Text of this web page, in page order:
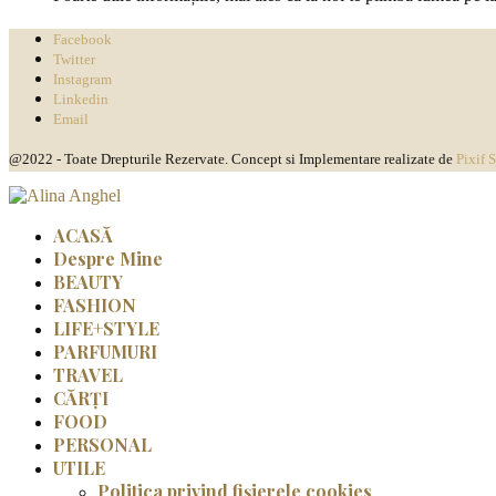
Facebook
Twitter
Instagram
Linkedin
Email
@2022 - Toate Drepturile Rezervate. Concept si Implementare realizate de Pixif
ACASĂ
Despre Mine
BEAUTY
FASHION
LIFE+STYLE
PARFUMURI
TRAVEL
CĂRȚI
FOOD
PERSONAL
UTILE
Politica privind fișierele cookies